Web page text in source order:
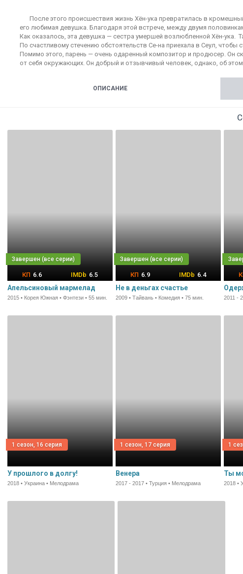
После этого происшествия жизнь Хён-ука превратилась в
его любимая девушка. Благодаря этой встрече, между двумя
Как оказалось, эта девушка — сестра умершей возлюбленной Хён-ука.
По счастливому стечению обстоятельств Се-на приехала в Сеул,
Помимо этого, парень — очень одаренный композитор и продюсер. Он
от себя окружающих. Он добрый и отзывчивый человек, однако, об
ОПИСАНИЕ
6.6 6.5
Апельсиновый мармелад
2015 • Корея Южная • Фэнтези • 55 мин.
6.9 6.4
Не в деньгах счастье
2009 • Тайвань • Комедия • 75 мин.
1 сезон, 16 серия
У прошлого в долгу!
2018 • Украина • Мелодрама
1 сезон, 17 серия
Венера
2017 - 2017 • Турция • Мелодрама
1
Ты
2018 •